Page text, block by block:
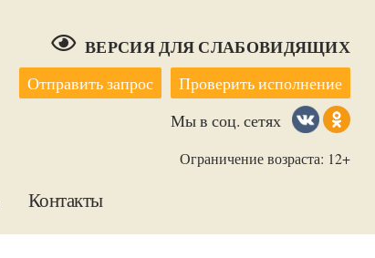
ВЕРСИЯ ДЛЯ СЛАБОВИДЯЩИХ
Отправить запрос
Проверить исполнение
Мы в соц. сетях
Ограничение возраста: 12+
Контакты